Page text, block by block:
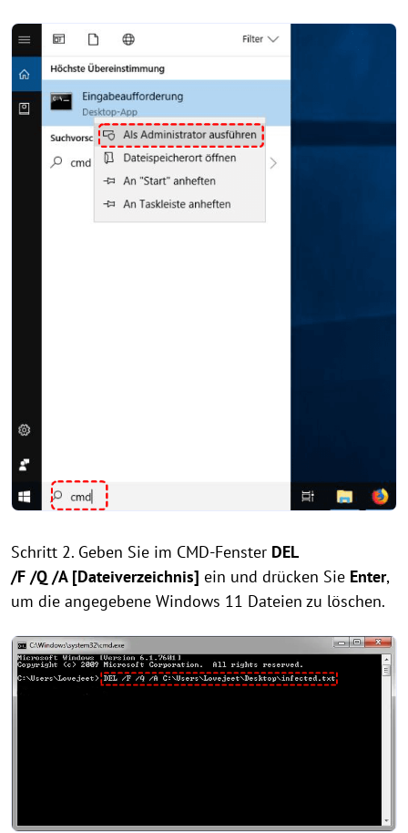
Schritt 2. Geben Sie im CMD-Fenster DEL
/F /Q /A [Dateiverzeichnis] ein und drücken Sie Enter,
um die angegebene Windows 11 Dateien zu löschen.